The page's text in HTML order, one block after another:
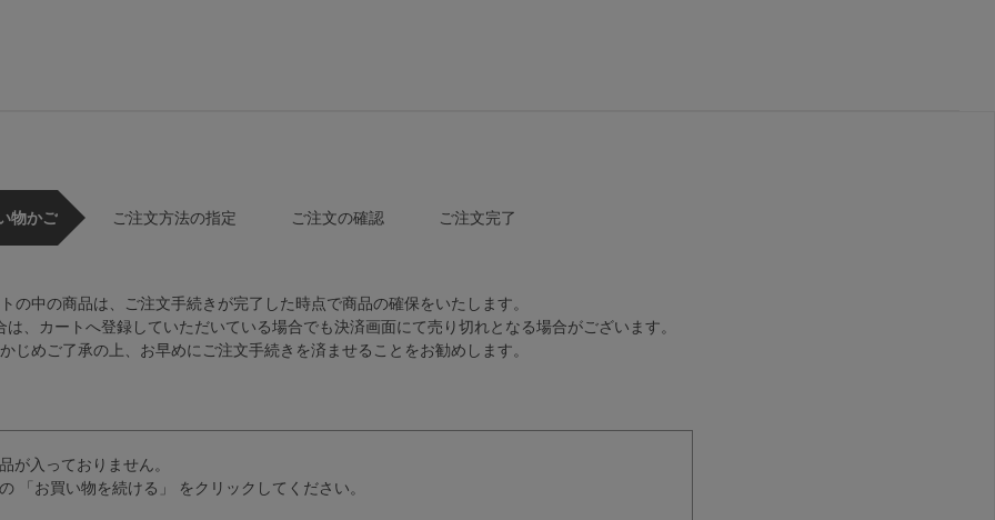
物かご ご注文方法の指定 ご注文の確認 ご注文完了
の中の商品は、ご注文手続きが完了した時点で商品の確保をいたします。
、カートへ登録していただいている場合でも決済画面にて売り切れとなる場合がございます。
じめご了承の上、お早めにご注文手続きを済ませることをお勧めします。
が入っておりません。
「お買い物を続ける」 をクリックしてください。